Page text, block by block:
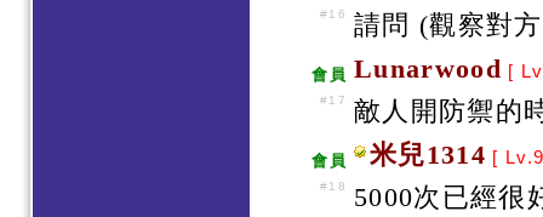
#16 請問 (觀察對
會員 Lunarwood [
#17 敵人開防禦的
會員 米兒1314 [
#18
5000次已經很